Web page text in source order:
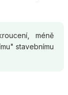
méně
stavebnímu